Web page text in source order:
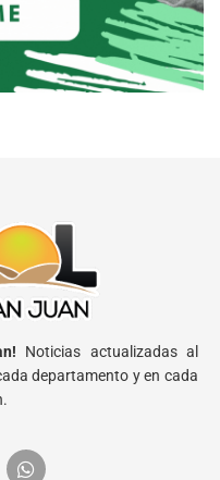
Noticias actualizadas al
departamento y en cada